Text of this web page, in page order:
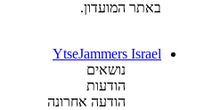
באתר המועדון.
YtseJammers Israel
נושאים
הודעות
הודעה אחרונה